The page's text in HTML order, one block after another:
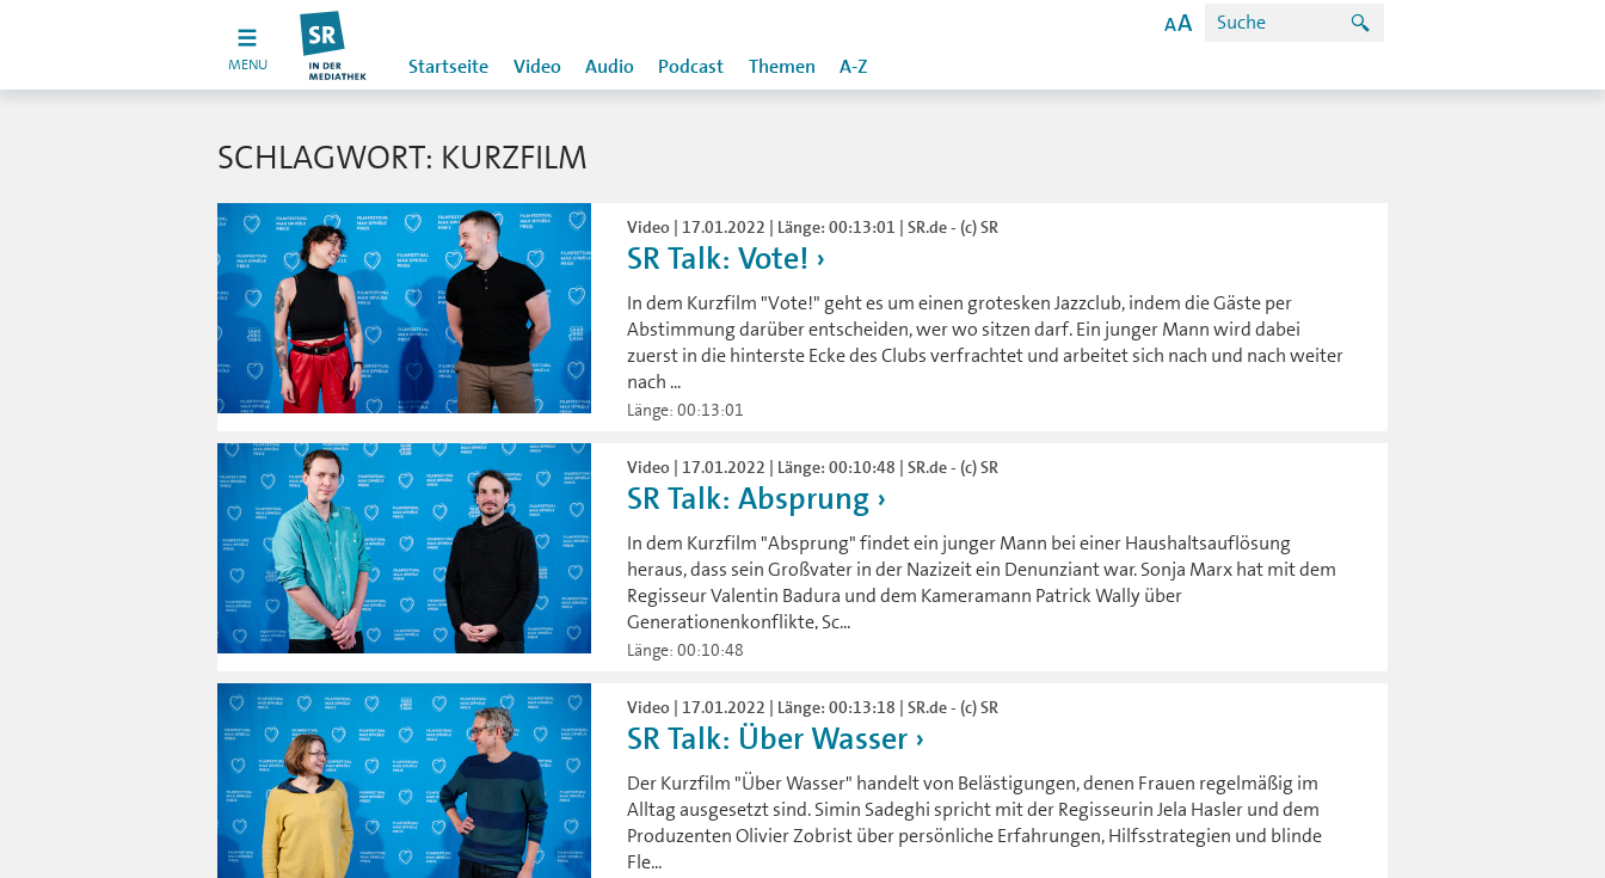
MENU Startseite Video Audio Podcast Themen A-Z
SCHLAGWORT: KURZFILM
Video | 17.01.2022 | Länge: 00:13:01 | SR.de - (c) SR
SR Talk: Vote!
In dem Kurzfilm "Vote!" geht es um einen grotesken Jazzclub, indem die Gäste per
Abstimmung darüber entscheiden, wer wo sitzen darf. Ein junger Mann wird dabei
zuerst in die hinterste Ecke des Clubs verfrachtet und arbeitet sich nach und nach weiter
nach ...
Länge: 00:13:01
Video | 17.01.2022 | Länge: 00:10:48 | SR.de - (c) SR
SR Talk: Absprung
In dem Kurzfilm "Absprung" findet ein junger Mann bei einer Haushaltsauflösung
heraus, dass sein Großvater in der Nazizeit ein Denunziant war. Sonja Marx hat mit dem
Regisseur Valentin Badura und dem Kameramann Patrick Wally über
Generationenkonflikte, Sc...
Länge: 00:10:48
Video | 17.01.2022 | Länge: 00:13:18 | SR.de - (c) SR
SR Talk: Über Wasser
Der Kurzfilm "Über Wasser" handelt von Belästigungen, denen Frauen regelmäßig im
Alltag ausgesetzt sind. Simin Sadeghi spricht mit der Regisseurin Jela Hasler und dem
Produzenten Olivier Zobrist über persönliche Erfahrungen, Hilfsstrategien und blinde
Fle...